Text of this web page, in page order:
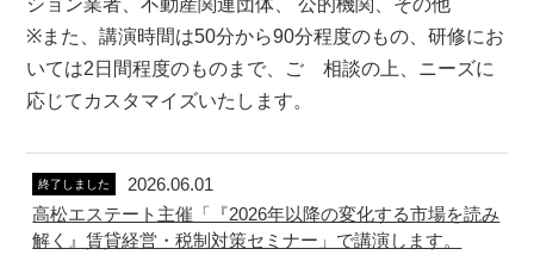
ション業者、不動産関連団体、 公的機関、その他
※また、講演時間は50分から90分程度のもの、研修にお
いては2日間程度のものまで、ご゙相談の上、ニーズに
応じてカスタマイズいたします。
終了しました
2026.06.01
高松エステート主催「『2026年以降の変化する市場を読み
解く』賃貸経営・税制対策セミナー」で講演します。